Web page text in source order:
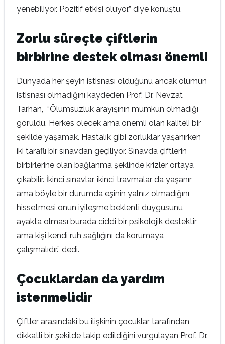
yenebiliyor. Pozitif etkisi oluyor.” diye konuştu.
Zorlu süreçte çiftlerin
birbirine destek olması önemli
Dünyada her şeyin istisnası olduğunu ancak ölümün
istisnası olmadığını kaydeden Prof. Dr. Nevzat
Tarhan, “Ölümsüzlük arayışının mümkün olmadığı
görüldü. Herkes ölecek ama önemli olan kaliteli bir
şekilde yaşamak. Hastalık gibi zorluklar yaşanırken
iki taraflı bir sınavdan geçiliyor. Sınavda çiftlerin
birbirlerine olan bağlanma şeklinde krizler ortaya
çıkabilir. İkinci sınavlar, ikinci travmalar da yaşanır
ama böyle bir durumda eşinin yalnız olmadığını
hissetmesi onun iyileşme beklenti duygusunu
ayakta olması burada ciddi bir psikolojik destektir
ama kişi kendi ruh sağlığını da korumaya
çalışmalıdır.” dedi.
Çocuklardan da yardım
istenmelidir
Çiftler arasındaki bu ilişkinin çocuklar tarafından
dikkatli bir şekilde takip edildiğini vurgulayan Prof. Dr.